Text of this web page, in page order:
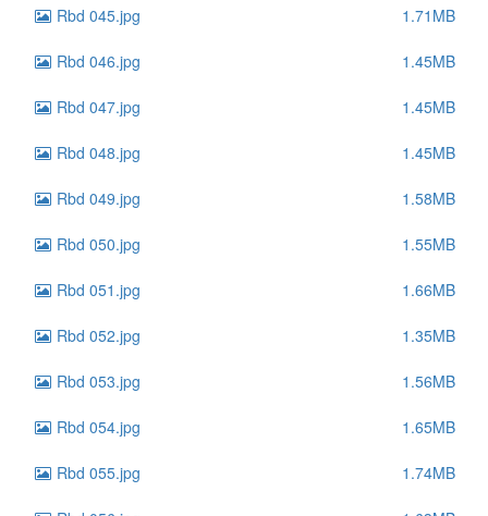
Rbd 045.jpg 1.71MB
Rbd 046.jpg 1.45MB
Rbd 047.jpg 1.45MB
Rbd 048.jpg 1.45MB
Rbd 049.jpg 1.58MB
Rbd 050.jpg 1.55MB
Rbd 051.jpg 1.66MB
Rbd 052.jpg 1.35MB
Rbd 053.jpg 1.56MB
Rbd 054.jpg 1.65MB
Rbd 055.jpg 1.74MB